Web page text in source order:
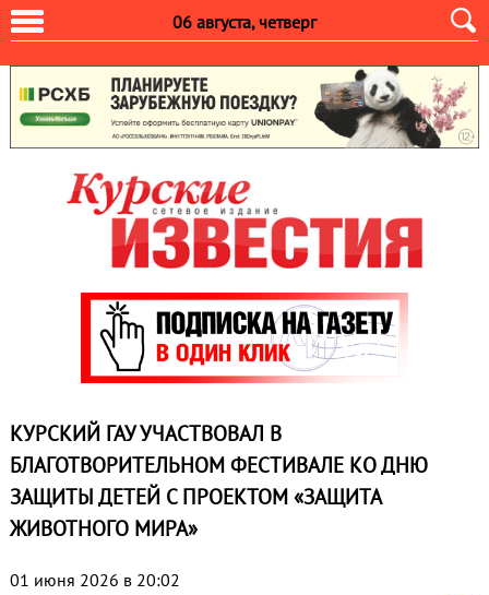
06 августа, четверг
КУРСКИЙ ГАУ УЧАСТВОВАЛ В
БЛАГОТВОРИТЕЛЬНОМ ФЕСТИВАЛЕ КО ДНЮ
ЗАЩИТЫ ДЕТЕЙ С ПРОЕКТОМ «ЗАЩИТА
ЖИВОТНОГО МИРА»
01 июня 2026 в 20:02